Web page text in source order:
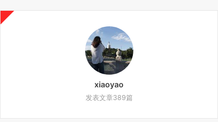
xiaoyao
发表文章389篇